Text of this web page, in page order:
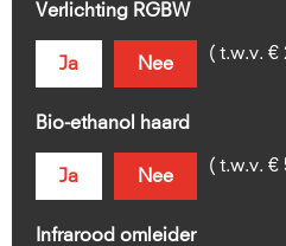
Verlichting RGBW
Ja Nee
( t.w.v. €
Bio-ethanol haard
Ja Nee
( t.w.v. €
Infrarood omleider